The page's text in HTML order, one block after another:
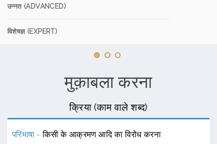
उन्नत (ADVANCED)
विशेषज्ञ (EXPERT)
मुक़ाबला करना
क्रिया (काम वाले शब्द)
परिभाषा -किसी के आक्रमण आदि का विरोध करना